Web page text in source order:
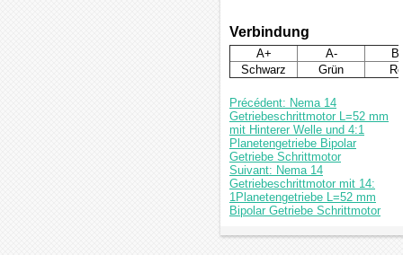
Verbindung
A+ A-
Schwarz
Grün
Précédent: Nema 14
Getriebeschrittmotor L=52 mm
mit Hinterer Welle und 4:1
Planetengetriebe Bipolar
Getriebe Schrittmotor
Suivant: Nema 14
Getriebeschrittmotor mit 14:
1Planetengetriebe L=52 mm
Bipolar Getriebe Schrittmotor